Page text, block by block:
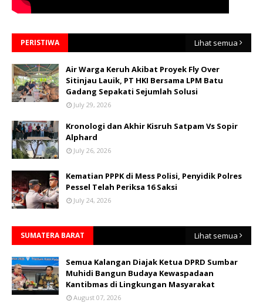
PERISTIWA Lihat semua
Air Warga Keruh Akibat Proyek Fly Over
Sitinjau Lauik, PT HKI Bersama LPM Batu
Gadang Sepakati Sejumlah Solusi
July 29, 2026
Kronologi dan Akhir Kisruh Satpam Vs Sopir
Alphard
July 26, 2026
Kematian PPPK di Mess Polisi, Penyidik Polres
Pessel Telah Periksa 16 Saksi
July 24, 2026
SUMATERA BARAT Lihat semua
Semua Kalangan Diajak Ketua DPRD Sumbar
Muhidi Bangun Budaya Kewaspadaan
Kantibmas di Lingkungan Masyarakat
August 07, 2026